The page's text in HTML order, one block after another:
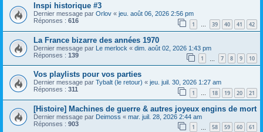
Inspi historique #3
Dernier message par Orlov « jeu. août 06, 2026 2:56 pm
Réponses : 616 1 … 39 40 41 42
La France bizarre des années 1970
Dernier message par Le merlock « dim. août 02, 2026 1:43 pm
Réponses : 139 1 7 8 9 10
Vos playlists pour vos parties
Dernier message par Tybalt (le retour) « jeu. juil. 30, 2026 1:27 am
Réponses : 311 1 … 18 19 20 21
[Histoire] Machines de guerre & autres joyeux engins de mort
Dernier message par Deimoss « mar. juil. 28, 2026 2:44 am
Réponses : 903 1 58 59 60 61